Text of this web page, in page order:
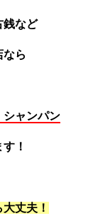
銭など
なら
シャンパン
！
丈夫！